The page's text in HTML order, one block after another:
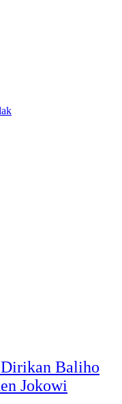
Dirikan Baliho
Jokowi